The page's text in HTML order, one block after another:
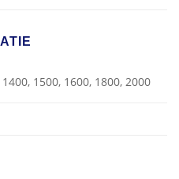
1500, 1600, 1800, 2000